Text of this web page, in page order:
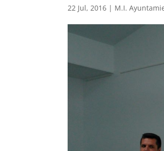
22 Jul, 2016 | M.I.